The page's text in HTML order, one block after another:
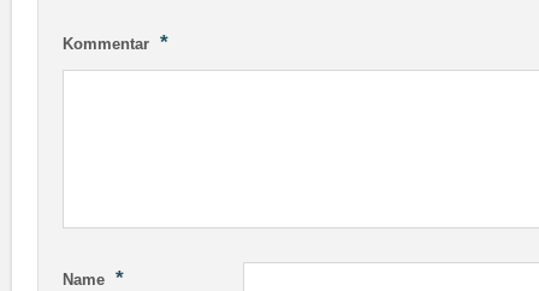
Kommentar *
Name *